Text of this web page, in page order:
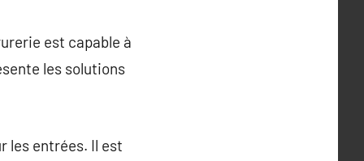
est capable à
les solutions
les entrées. Il est